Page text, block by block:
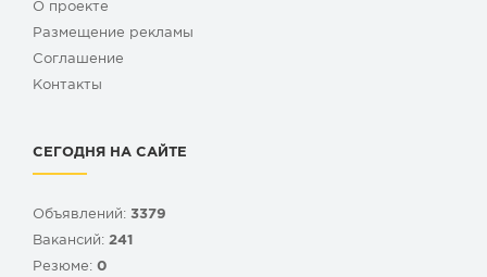
О проекте
Размещение рекламы
Cоглашение
Контакты
СЕГОДНЯ НА САЙТЕ
Объявлений: 3379
Вакансий: 241
Резюме: 0